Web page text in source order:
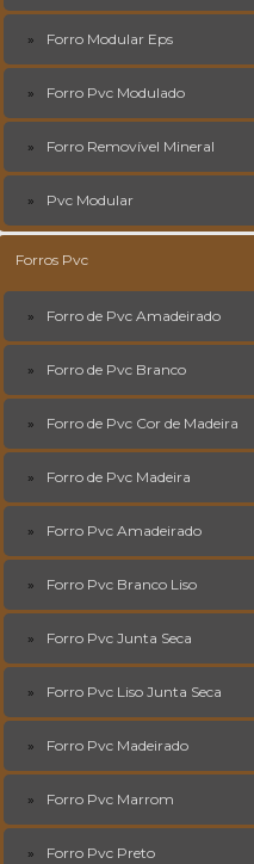
Forro Modular Eps
Forro Pvc Modulado
Forro Removível Mineral
Pvc Modular
Forros Pvc
Forro de Pvc Amadeirado
Forro de Pvc Branco
Forro de Pvc Cor de Madeira
Forro de Pvc Madeira
Forro Pvc Amadeirado
Forro Pvc Branco Liso
Forro Pvc Junta Seca
Forro Pvc Liso Junta Seca
Forro Pvc Madeirado
Forro Pvc Marrom
Forro Pvc Preto